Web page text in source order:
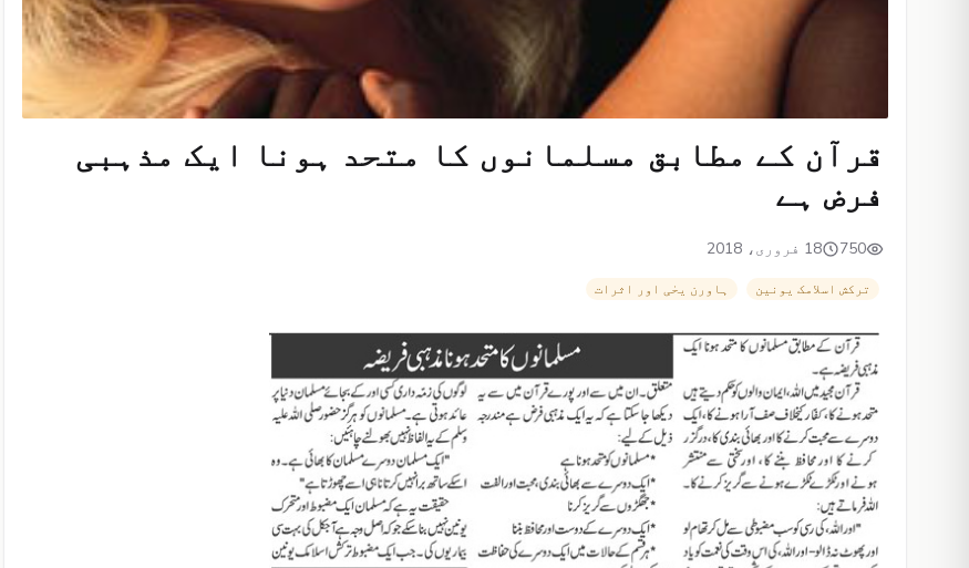
قرآن کے مطابق مسلمانوں کا متحد ہونا ایک مذہبی
فرض ہے
750 18 فروری، 2018
ترکش اسلامک یونین ہاورن یحٰی اور اثرات